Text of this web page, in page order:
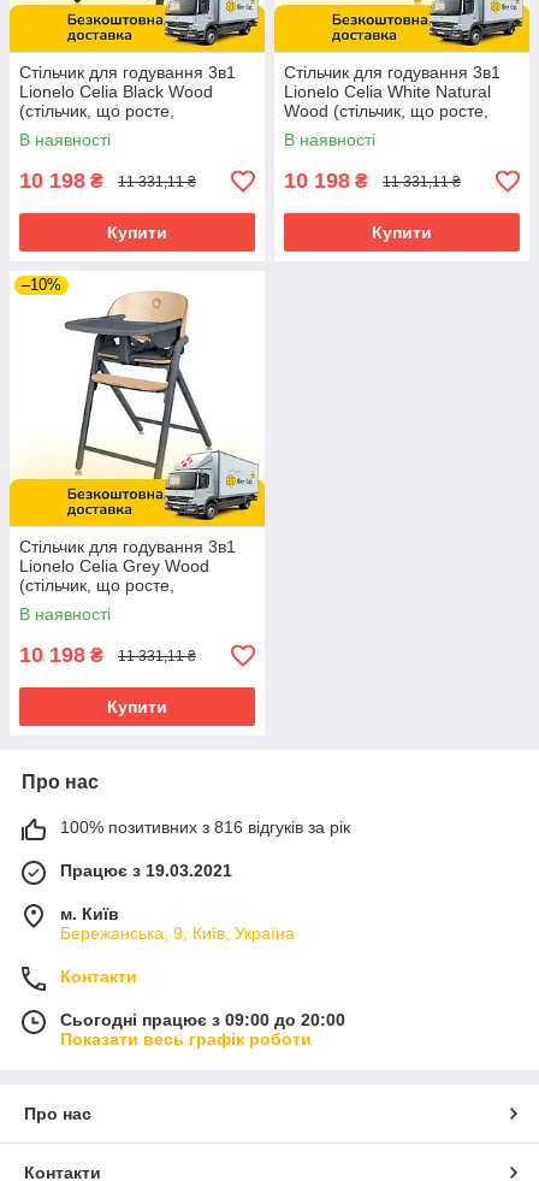
Стільчик для годування 3в1
Lionelo Celia Black Wood
(стільчик, що росте,
дерев'яний, регулювання
висоти) Чорний
В наявності
10 198 ₴ 11 331,11 ₴
Купити
Стільчик для годування 3в1
Lionelo Celia White Natural
Wood (стільчик, що росте,
дерев'яний, регулювання
висоти) Білий
В наявності
10 198 ₴ 11 331,11 ₴
Купити
–10%
Стільчик для годування 3в1
Lionelo Celia Grey Wood
(стільчик, що росте,
дерев'яний, регулювання
висоти) Сірий
В наявності
10 198 ₴ 11 331,11 ₴
Купити
Про нас
100% позитивних з 816 відгуків за рік
Працює з 19.03.2021
м. Київ
Бережанська, 9, Київ, Україна
Контакти
Сьогодні працює з 09:00 до 20:00
Показати весь графік роботи
Про нас
Контакти